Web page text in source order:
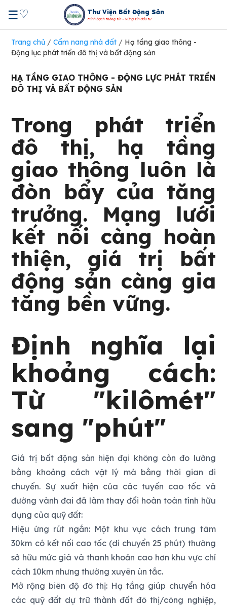
☰♡ Thư Viện Bất Động Sản
Minh bạch thông tin - Vững tin đầu tư
Trang chủ /Cẩm nang nhà đất / Hạ tầng giao thông -
Động lực phát triển đô thị và bất động sản
HẠ TẦNG GIAO THÔNG - ĐỘNG LỰC PHÁT TRIỂN
ĐÔ THỊ VÀ BẤT ĐỘNG SẢN
Trong phát triển
đô thị, hạ tầng
giao thông luôn là
đòn bẩy của tăng
trưởng. Mạng lưới
kết nối càng hoàn
thiện, giá trị bất
động sản càng gia
tăng bền vững.
Định nghĩa lại
khoảng cách:
Từ "kilômét"
sang "phút"
Giá trị bất động sản hiện đại không còn đo lường
bằng khoảng cách vật lý mà bằng thời gian di
chuyển. Sự xuất hiện của các tuyến cao tốc và
đường vành đai đã làm thay đổi hoàn toàn tính hữu
dụng của quỹ đất:
Hiệu ứng rút ngắn: Một khu vực cách trung tâm
30km có kết nối cao tốc (di chuyển 25 phút) thường
sở hữu mức giá và thanh khoản cao hơn khu vực chỉ
cách 10km nhưng thường xuyên ùn tắc.
Mở rộng biên độ đô thị: Hạ tầng giúp chuyển hóa
các quỹ đất dự trữ thành đất đô thị/công nghiệp,